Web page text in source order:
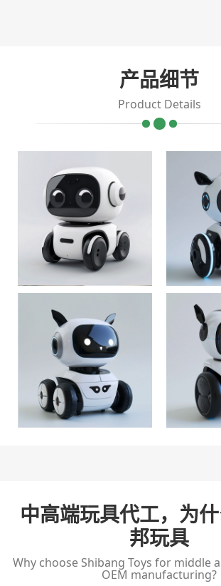
产品细节
Product Details
中高端玩具代工，为
邦玩具
Why choose Shibang Toys for middle
OEM manufacturing?